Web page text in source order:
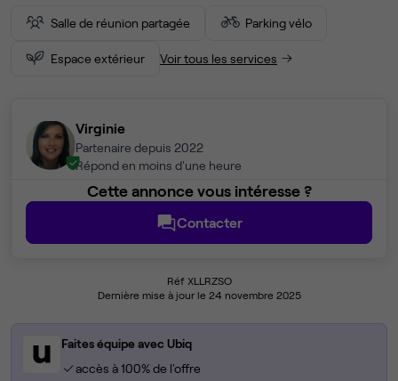
Salle de réunion partagée Parking vélo
Espace extérieur Voir tous les services
Virginie
Partenaire depuis 2022
Répond en moins d'une heure
Cette annonce vous intéresse ?
Contacter
Réf XLLRZSO
Dernière mise à jour le 24 novembre 2025
Faites équipe avec Ubiq
accès à 100% de l'offre